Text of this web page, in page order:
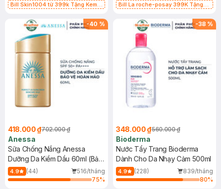
Bill Skin1004 từ 399k Tặng Kem
SPF 50+ 20ml (SL Có Hạn)
Bill La roche-posay 399K Tặng
(SL có hạn)
-40 %
418.000 ₫702.000 ₫
Anessa
Sữa Chống Nắng Anessa
Dưỡng Da Kiềm Dầu 60ml (Bản
Mới)
4.9 (44)
516/tháng
75%
-38 %
348.000 ₫560.000 ₫
Bioderma
Nước Tẩy Trang Bioderma
Dành Cho Da Nhạy Cảm 500ml
4.9 (228)
839/tháng
80%